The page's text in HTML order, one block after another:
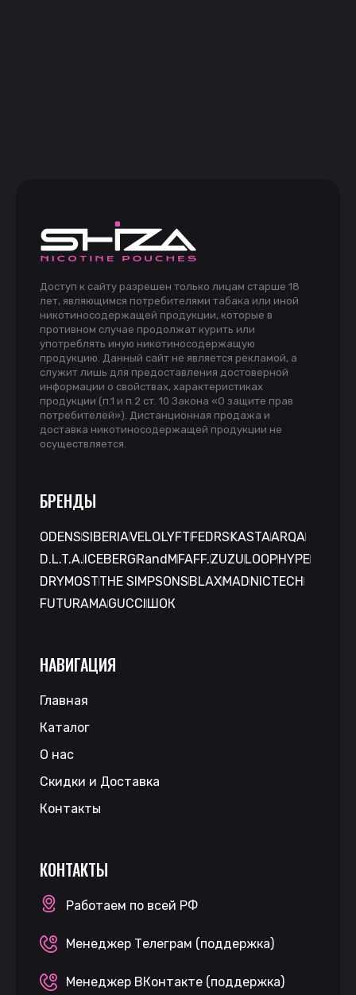
Доступ к сайту разрешен только лицам старше 18
лет, являющимся потребителями табака или иной
никотиносодержащей продукции, которые в
противном случае продолжат курить или
употреблять иную никотиносодержащую
продукцию. Данный сайт не является рекламой, а
служит лишь для предоставления достоверной
информации о свойствах, характеристиках
продукции (п.1 и п.2 ст. 10 Закона «О защите прав
потребителей»). Дистанционная продажа и
доставка никотиносодержащей продукции не
осуществляется.
БРЕНДЫ
ODENSSIBERIAVELOLYFTFEDRSKASTAARQA
D.L.T.A.ICEBERGRandMFAFF.ZUZULOOPHYPE
DRYMOSTTHE SIMPSONSBLAXMADNICTECH
FUTURAMAGUCCIШОК
НАВИГАЦИЯ
Главная
Каталог
О нас
Скидки и Доставка
Контакты
КОНТАКТЫ
Работаем по всей РФ
Менеджер Телеграм (поддержка)
Менеджер ВКонтакте (поддержка)